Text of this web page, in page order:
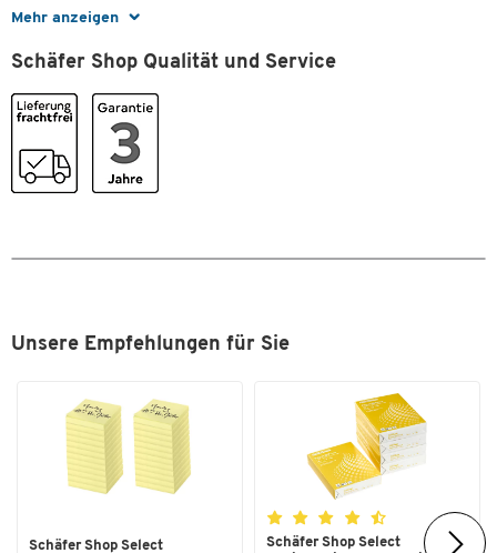
1170 Schlüsselhaken: Maße (B/T/H): 730 x 250 x 1300 mm,
Mehr anzeigen
Material
Schließsystem Zylinderschloss
Tiefe [mm]
Maße
Schäfer Shop Qualität und Service
Unsere Empfehlungen für Sie
Schäfer Shop Select
Schäfer Shop Select